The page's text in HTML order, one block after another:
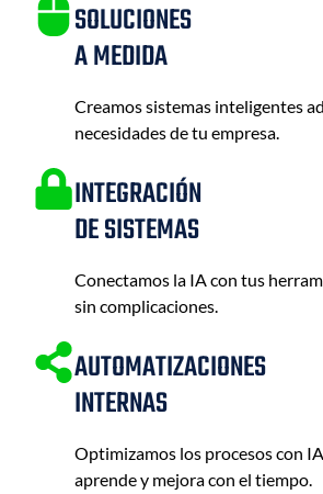
SOLUCIONES
A MEDIDA
Creamos sistemas inteligentes
necesidades de tu empresa.
INTEGRACIÓN
DE SISTEMAS
Conectamos la IA con tus
sin complicaciones.
AUTOMATIZACIONES
INTERNAS
Optimizamos los procesos con
aprende y mejora con el tiempo.